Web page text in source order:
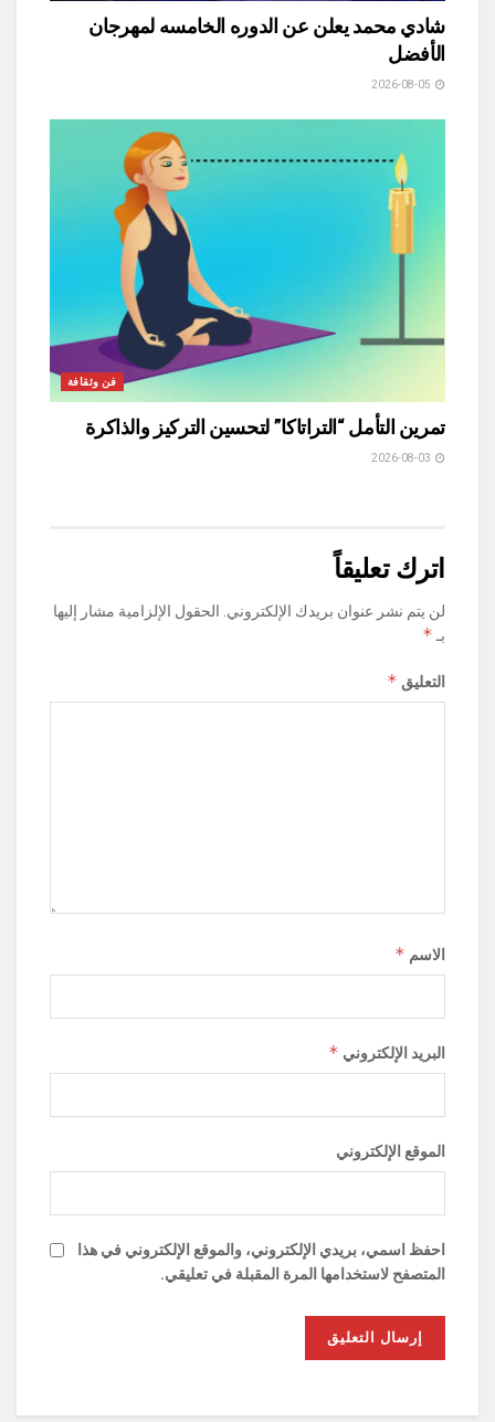
شادي محمد يعلن عن الدوره الخامسه لمهرجان
الأفضل
فن وثقافة
تمرين التأمل “التراتاكا” لتحسين التركيز والذاكرة
اترك تعليقاً
لن يتم نشر عنوان بريدك الإلكتروني. الحقول الإلزامية مشار إليها
بـ *
التعليق *
الاسم *
البريد الإلكتروني *
الموقع الإلكتروني
احفظ اسمي، بريدي الإلكتروني، والموقع الإلكتروني في هذا
المتصفح لاستخدامها المرة المقبلة في تعليقي.